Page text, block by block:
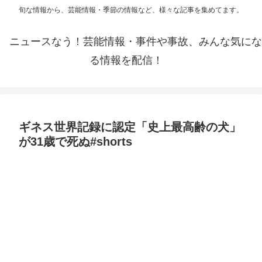
旬な情報から、芸能情報・季節の情報など、様々な記事を集めてます。
ニュースなう！芸能情報・事件や事故、みんな気にな
る情報を配信！
ギネス世界記録に認定「史上最高齢の犬」
が31歳で死ぬ#shorts